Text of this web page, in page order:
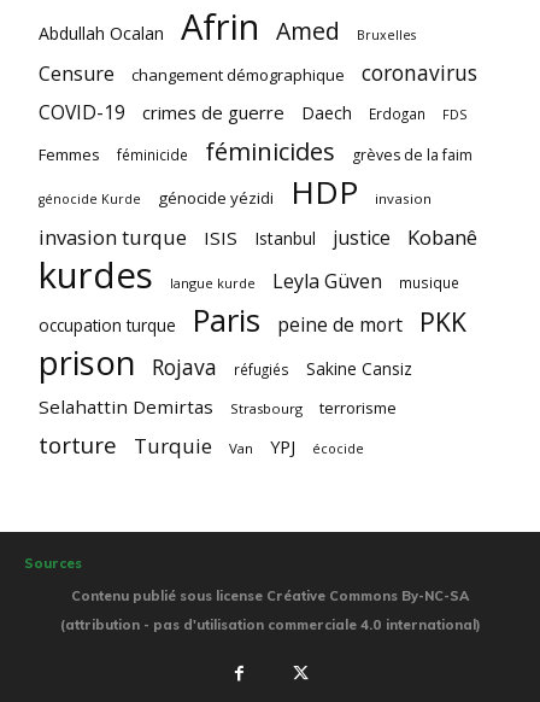
Abdullah Ocalan Afrin Amed Bruxelles
Censure changement démographique coronavirus
COVID-19 crimes de guerre Daech Erdogan FDS
Femmes féminicide féminicides grèves de la faim
génocide Kurde génocide yézidi HDP invasion
invasion turque ISIS Istanbul justice Kobanê
kurdes langue kurde Leyla Güven musique
occupation turque Paris peine de mort PKK
prison Rojava réfugiés Sakine Cansiz
Selahattin Demirtas Strasbourg terrorisme
torture Turquie Van YPJ écocide
Sources
Contenu publié sous license Créative Commons By-NC-SA
(attribution - pas d'utilisation commerciale 4.0 international)